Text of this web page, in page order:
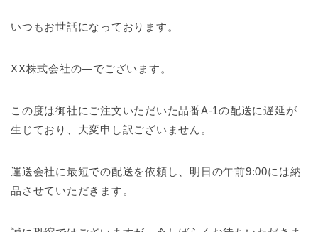
いつもお世話になっております。
XX株式会社の—でございます。
この度は御社にご注文いただいた品番A-1の配送に遅延が
生じており、大変申し訳ございません。
運送会社に最短での配送を依頼し、明日の午前9:00には納
品させていただきます。